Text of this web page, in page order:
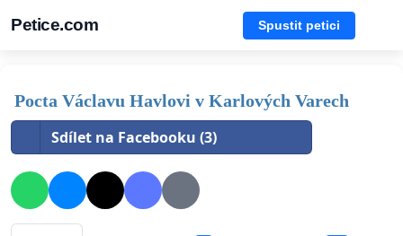
Petice.com Spustit petici
Pocta Václavu Havlovi v Karlových Varech
Sdílet na Facebooku (3)